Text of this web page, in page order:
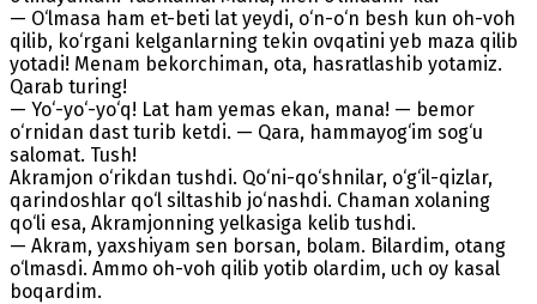
— O‘lmasa ham et-beti lat yeydi, o‘n-o‘n besh kun oh-voh
qilib, ko‘rgani kelganlarning tekin ovqatini yeb maza qilib
yotadi! Menam bekorchiman, ota, hasratlashib yotamiz.
Qarab turing!
— Yo‘-yo‘-yo‘q! Lat ham yemas ekan, mana! — bemor
o‘rnidan dast turib ketdi. — Qara, hammayog‘im sog‘u
salomat. Tush!
Akramjon o‘rikdan tushdi. Qo‘ni-qo‘shnilar, o‘g‘il-qizlar,
qarindoshlar qo‘l siltashib jo‘nashdi. Chaman xolaning
qo‘li esa, Akramjonning yelkasiga kelib tushdi.
— Akram, yaxshiyam sen borsan, bolam. Bilardim, otang
o‘lmasdi. Ammo oh-voh qilib yotib olardim, uch oy kasal
boqardim.